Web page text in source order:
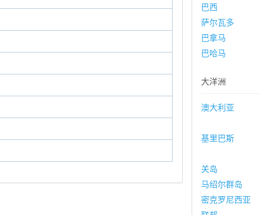
巴西
萨尔瓦多
巴拿马
巴哈马
大洋洲
澳大利亚
基里巴斯
关岛
马绍尔群岛
密克罗尼西亚